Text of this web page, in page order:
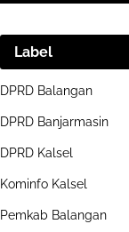
Label
DPRD Balangan
DPRD Banjarmasin
DPRD Kalsel
Kominfo Kalsel
Pemkab Balangan